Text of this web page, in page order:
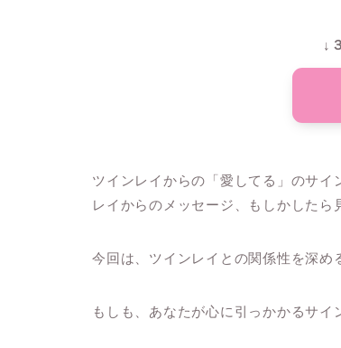
↓
ツインレイからの「愛してる」のサ
レイからのメッセージ、もしかしたら
今回は、ツインレイとの関係性を深め
もしも、あなたが心に引っかかるサイ